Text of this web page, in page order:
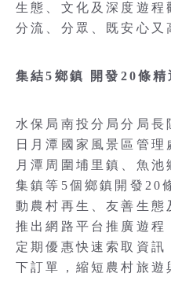
生態、文化及深度遊程
分流、分眾、既安心又
集結5鄉鎮 開發20條精
水保局南投分局分局
日月潭國家風景區管理
月潭周圍埔里鎮、魚
集鎮等5個鄉鎮開發20
動農村再生、友善生態
推出網路平台推廣遊程
定期優惠快速索取資訊
下訂單，縮短農村旅遊